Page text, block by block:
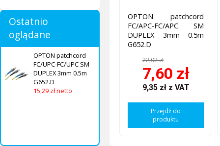
Ostatnio
oglądane
OPTON patchcord
FC/UPC-FC/UPC SM
DUPLEX 3mm 0.5m
G652.D
15,29 zł netto
OPTON patchcord
FC/APC-FC/APC SM
DUPLEX 3mm 0.5m
G652.D
22,02 zł
7,60 zł
9,35 zł z VAT
Przejdź do
produktu